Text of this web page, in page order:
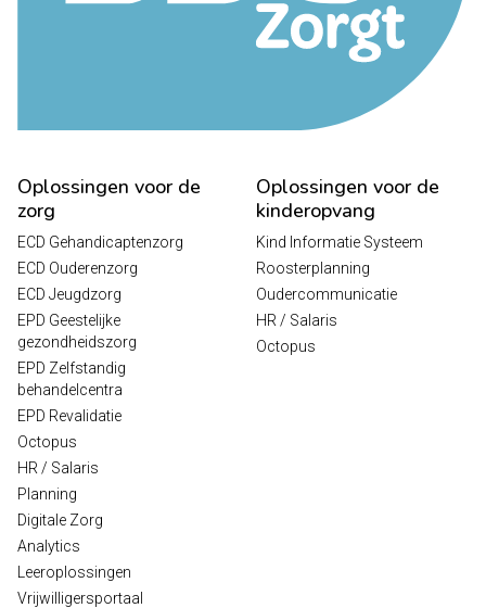
Oplossingen voor de
zorg
ECD Gehandicaptenzorg
ECD Ouderenzorg
ECD Jeugdzorg
EPD Geestelijke
gezondheidszorg
EPD Zelfstandig
behandelcentra
EPD Revalidatie
Octopus
HR / Salaris
Planning
Digitale Zorg
Analytics
Leeroplossingen
Vrijwilligersportaal
Oplossingen voor de
kinderopvang
Kind Informatie Systeem
Roosterplanning
Oudercommunicatie
HR / Salaris
Octopus